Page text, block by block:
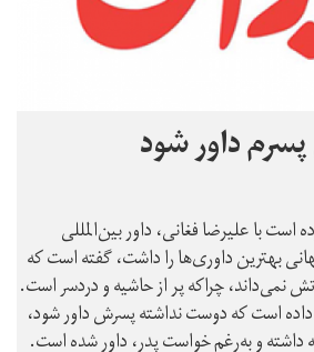
داور شود
با علیرضا فغانی، داور بین‌المللی
بهترین داوری‌ها را داشت، گفته است که
نمی‌داند، چراکه پر از حاشیه و دردسر است.
داده است که دوست نداشته پسرش داور شود،